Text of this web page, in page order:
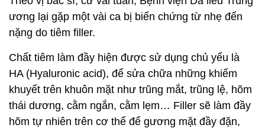
ương lại gặp một vài ca bị biến chứng từ nhẹ đến
nặng do tiêm filler.
Chất tiêm làm đầy hiện được sử dụng chủ yếu là
HA (Hyaluronic acid), để sửa chữa những khiếm
khuyết trên khuôn mặt như trũng mắt, trũng lệ, hõm
thái dương, cằm ngắn, cằm lẹm… Filler sẽ làm đầy
hõm tự nhiên trên cơ thể để gương mặt đầy đặn,